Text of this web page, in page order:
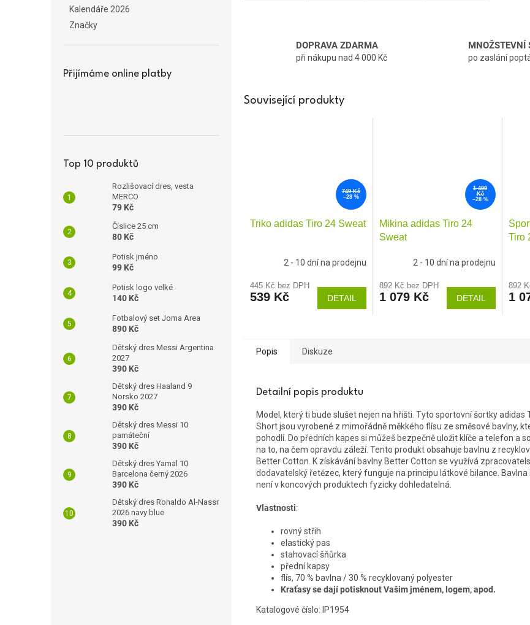
Kalendáře 2026
Značky
Přijímáme online platby
Top 10 produktů
Rozlišovací dres, vesta
MERCO
79 Kč
Číslice 25 cm
80 Kč
Potisk jméno
99 Kč
Potisk logo velké
140 Kč
Fotbalový set Joma Area
890 Kč
Dětský dres Messi Argentina
2027
390 Kč
Dětský dres Haaland 9
Norsko 2027
390 Kč
Dětský dres Messi 10
památeční
390 Kč
Dětský dres Yamal 10
Barcelona černý 2026
390 Kč
Dětský dres Ronaldo Al-Nassr
2026 navy blue
390 Kč
DOPRAVA ZDARMA
při nákupu nad 4 000 Kč
MNOŽSTEVNÍ
po zaslání
Související produkty
749 Kč
–28 %
Triko adidas Tiro 24 Sweat
2 - 10 dní na prodejnu
445 Kč bez DPH
539 Kč DETAIL
1 499
Kč
–28 %
Mikina adidas Tiro 24
Sweat
2 - 10 dní na prodejnu
892 Kč bez DPH
1 079 Kč DETAIL
Tiro
892
1
Popis Diskuze
Detailní popis produktu
Model, který ti bude slušet nejen na hřišti. Tyto sportovní šortky adidas
Short jsou vyrobené z mimořádně měkkého flísu ze směsové bavlny,
pohodlí. Do předních kapes si můžeš bezpečně uložit klíče a telefon a
na to, na čem opravdu záleží. Tento produkt obsahuje bavlnu z
Better Cotton. K získávání bavlny Better Cotton se využívá
dodavatelský řetězec, který funguje na principu látkové bilance.
není v koncových produktech fyzicky dohledatelná.
Vlastnosti:
rovný střih
elastický pas
stahovací šňůrka
přední kapsy
flís, 70 % bavlna / 30 % recyklovaný polyester
Kraťasy se dají potisknout Vašim jménem, logem, apod.
Katalogové číslo: IP1954